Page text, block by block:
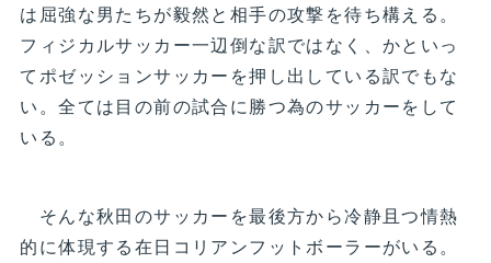
は屈強な男たちが毅然と相手の攻撃を待ち構える。
フィジカルサッカー一辺倒な訳ではなく、かといっ
てポゼッションサッカーを押し出している訳でもな
い。全ては目の前の試合に勝つ為のサッカーをして
いる。
そんな秋田のサッカーを最後方から冷静且つ情熱
的に体現する在日コリアンフットボーラーがいる。